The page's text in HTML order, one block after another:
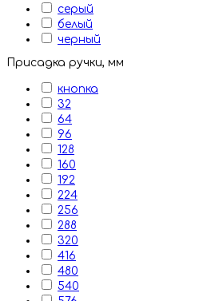
серый
белый
черный
Присадка ручки, мм
кнопка
32
64
96
128
160
192
224
256
288
320
416
480
540